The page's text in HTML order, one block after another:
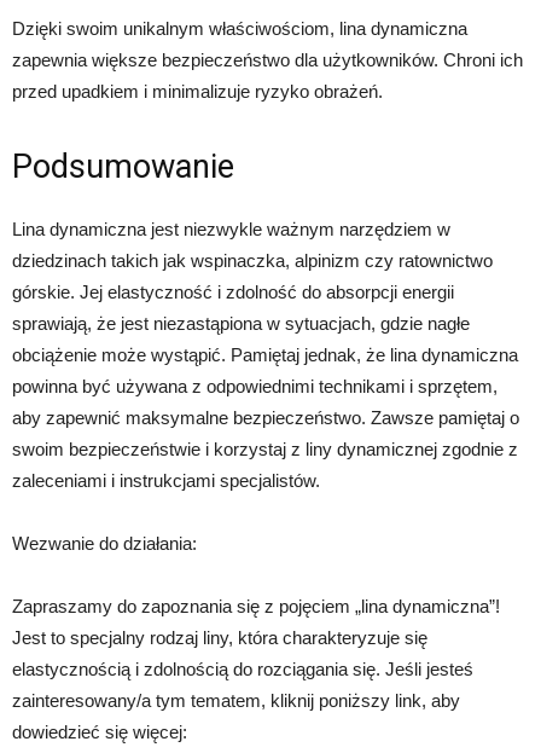
Dzięki swoim unikalnym właściwościom, lina dynamiczna
zapewnia większe bezpieczeństwo dla użytkowników. Chroni ich
przed upadkiem i minimalizuje ryzyko obrażeń.
Podsumowanie
Lina dynamiczna jest niezwykle ważnym narzędziem w
dziedzinach takich jak wspinaczka, alpinizm czy ratownictwo
górskie. Jej elastyczność i zdolność do absorpcji energii
sprawiają, że jest niezastąpiona w sytuacjach, gdzie nagłe
obciążenie może wystąpić. Pamiętaj jednak, że lina dynamiczna
powinna być używana z odpowiednimi technikami i sprzętem,
aby zapewnić maksymalne bezpieczeństwo. Zawsze pamiętaj o
swoim bezpieczeństwie i korzystaj z liny dynamicznej zgodnie z
zaleceniami i instrukcjami specjalistów.
Wezwanie do działania:
Zapraszamy do zapoznania się z pojęciem „lina dynamiczna”!
Jest to specjalny rodzaj liny, która charakteryzuje się
elastycznością i zdolnością do rozciągania się. Jeśli jesteś
zainteresowany/a tym tematem, kliknij poniższy link, aby
dowiedzieć się więcej: